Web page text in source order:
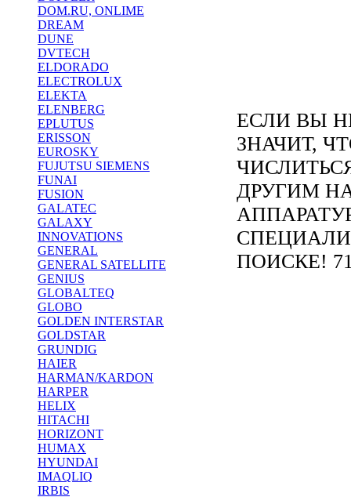
DOM.RU, ONLIME
DREAM
DUNE
DVTECH
ELDORADO
ELECTROLUX
ELEKTA
ELENBERG
EPLUTUS
ERISSON
EUROSKY
FUJUTSU SIEMENS
FUNAI
FUSION
GALATEC
GALAXY
INNOVATIONS
GENERAL
GENERAL SATELLITE
GENIUS
GLOBALTEQ
GLOBO
GOLDEN INTERSTAR
GOLDSTAR
GRUNDIG
HAIER
HARMAN/KARDON
HARPER
HELIX
HITACHI
HORIZONT
HUMAX
HYUNDAI
IMAQLIQ
IRBIS
ЕСЛИ ВЫ
ЗНАЧИТ,
ДРУГИМ
ПОИСКЕ!